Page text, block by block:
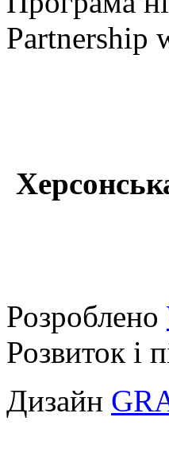
Partnership
Розроблено
Розвиток і
Дизайн